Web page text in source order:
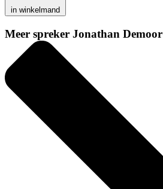
in winkelmand
Meer spreker Jonathan Demoor